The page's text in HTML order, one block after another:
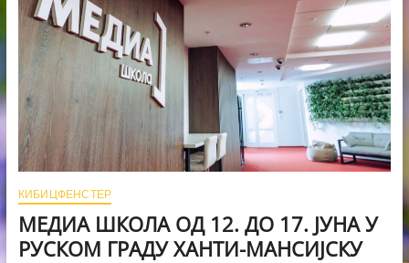
КИБИЦФЕНСТЕР
МЕДИА ШКОЛА ОД 12. ДО 17. ЈУНА У
РУСКОМ ГРАДУ ХАНТИ-МАНСИЈСКУ